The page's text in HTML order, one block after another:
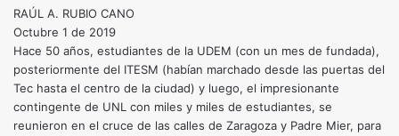
RAÚL A. RUBIO CANO
Octubre 1 de 2019
Hace 50 años, estudiantes de la UDEM (con un mes de fundada),
posteriormente del ITESM (habían marchado desde las puertas del
Tec hasta el centro de la ciudad) y luego, el impresionante
contingente de UNL con miles y miles de estudiantes, se
reunieron en el cruce de las calles de Zaragoza y Padre Mier, para